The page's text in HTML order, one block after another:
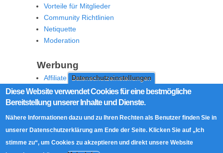
Datenschutzeinstellungen
Diese Website verwendet Cookies für eine bestmögliche
Bereitstellung unserer Inhalte und Dienste.
Nähere Informationen dazu und zu Ihren Rechten als Benutzer finden Sie in
unserer Datenschutzerklärung am Ende der Seite. Klicken Sie auf „Ich
stimme zu“, um Cookies zu akzeptieren und direkt unsere Website
Vorteile für Mitglieder
Community Richtlinien
Netiquette
Moderation
Werbung
Affiliate Offenlegung
Werben Sie auf MoW
Social Media
RSS Feed
Facebook